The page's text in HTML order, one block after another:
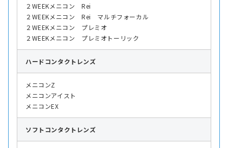
２WEEKメニコン Rei
２WEEKメニコン Rei マルチフォーカル
２WEEKメニコン プレミオ
２WEEKメニコン プレミオトーリック
ハード コンタクトレンズ
メニコンZ
メニコンアイスト
メニコンEX
ソフト コンタクトレンズ